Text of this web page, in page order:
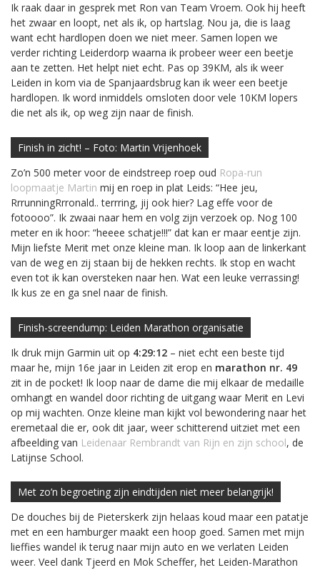
Ik raak daar in gesprek met Ron van Team Vroem. Ook hij heeft
het zwaar en loopt, net als ik, op hartslag. Nou ja, die is laag
want echt hardlopen doen we niet meer. Samen lopen we
verder richting Leiderdorp waarna ik probeer weer een beetje
aan te zetten. Het helpt niet echt. Pas op 39KM, als ik weer
Leiden in kom via de Spanjaardsbrug kan ik weer een beetje
hardlopen. Ik word inmiddels omsloten door vele 10KM lopers
die net als ik, op weg zijn naar de finish.
Finish in zicht! – Foto: Martin Vrijenhoek
Zo’n 500 meter voor de eindstreep roep oud Ropa-run
loopmaatje Martin mij en roep in plat Leids: “Hee jeu,
RrrunningRrronald.. terrring, jij ook hier? Lag effe voor de
fotoooo”. Ik zwaai naar hem en volg zijn verzoek op. Nog 100
meter en ik hoor: “heeee schatje!!!” dat kan er maar eentje zijn.
Mijn liefste Merit met onze kleine man. Ik loop aan de linkerkant
van de weg en zij staan bij de hekken rechts. Ik stop en wacht
even tot ik kan oversteken naar hen. Wat een leuke verrassing!
Ik kus ze en ga snel naar de finish.
Finish-screendump: Leiden Marathon organisatie
Ik druk mijn Garmin uit op 4:29:12 – niet echt een beste tijd
maar he, mijn 16e jaar in Leiden zit erop en marathon nr. 49
zit in de pocket! Ik loop naar de dame die mij elkaar de medaille
omhangt en wandel door richting de uitgang waar Merit en Levi
op mij wachten. Onze kleine man kijkt vol bewondering naar het
eremetaal die er, ook dit jaar, weer schitterend uitziet met een
afbeelding van Leidenaar Rembrandt van Rijn en zijn school, de
Latijnse School.
Met zo’n begroeting zijn eindtijden niet meer belangrijk!
De douches bij de Pieterskerk zijn helaas koud maar een patatje
met en een hamburger maakt een hoop goed. Samen met mijn
lieffies wandel ik terug naar mijn auto en we verlaten Leiden
weer. Veel dank Tjeerd en Mok Scheffer, het Leiden-Marathon